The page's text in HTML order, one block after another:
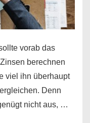
vorab das
berechnen
viel ihn überhaupt
Denn
nicht aus, …